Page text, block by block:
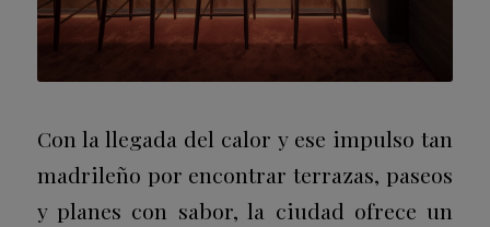
Con la llegada del calor y ese impulso tan
madrileño por encontrar terrazas, paseos
y planes con sabor, la ciudad ofrece un